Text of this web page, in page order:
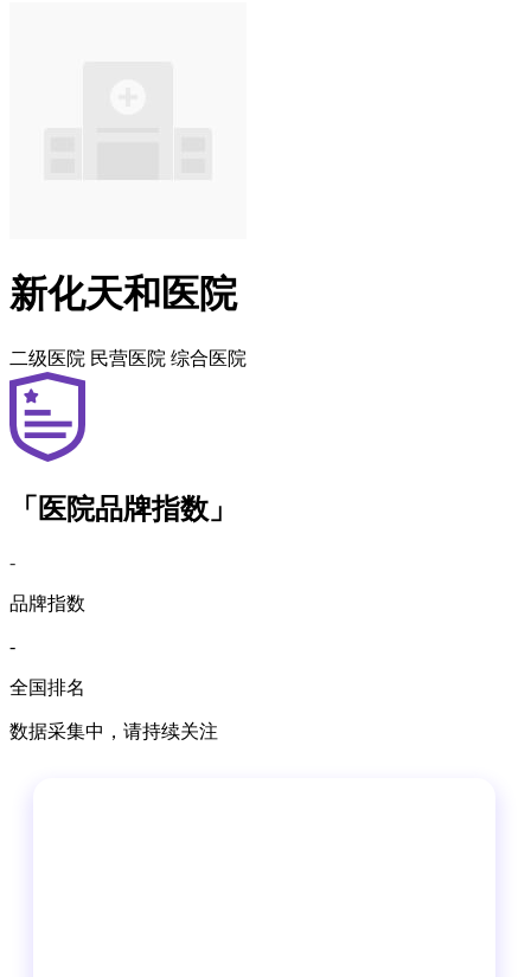
新化天和医院
二级医院 民营医院 综合医院
「医院品牌指数」
-
品牌指数
-
全国排名
数据采集中，请持续关注